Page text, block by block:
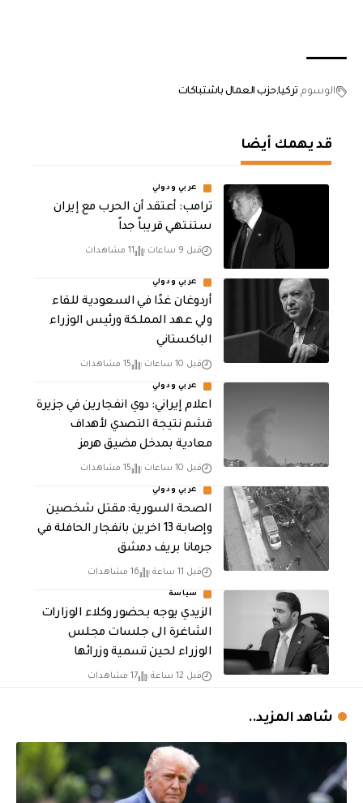
الوسوم تركياحزب العمال باشتباكات
قد يهمك أيضا
عربي ودولي
‏ترامب: أعتقد أن الحرب مع إيران
ستنتهي قريباً جداً
قبل 9 ساعات 11 مشاهدات
عربي ودولي
أردوغان غدًا في السعودية للقاء
ولي عهد المملكة ورئيس الوزراء
الباكستاني
قبل 10 ساعات 15 مشاهدات
عربي ودولي
اعلام إيراني: دوي انفجارين في جزيرة
قشم نتيجة التصدي لأهداف
معادية بمدخل مضيق هرمز
قبل 10 ساعات 15 مشاهدات
عربي ودولي
الصحة السورية: مقتل شخصين
وإصابة 13 اخرين بانفجار الحافلة في
جرمانا بريف دمشق
قبل 11 ساعة 16 مشاهدات
سياسة
الزيدي يوجه بحضور وكلاء الوزارات
الشاغرة الى جلسات مجلس
الوزراء لحين تسمية وزرائها
قبل 12 ساعة 17 مشاهدات
شاهد المزيد..